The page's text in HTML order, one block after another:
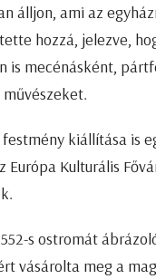
álljon, ami az
hozzá, jelezve,
is mecénásként,
kiállítása is
Európa Kulturális
s ostromát
vásárolta meg a